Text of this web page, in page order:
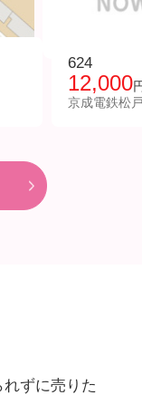
624
12,000
京成電鉄松
れずに売りた